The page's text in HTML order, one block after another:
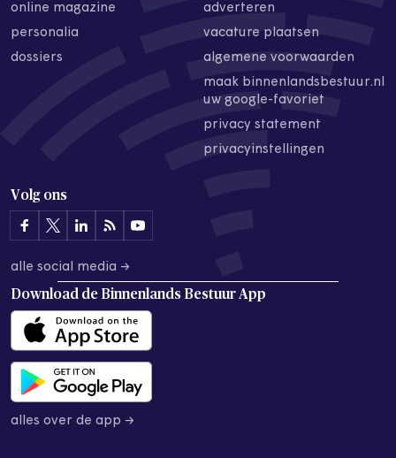
online magazine
personalia
dossiers
adverteren
vacature plaatsen
algemene voorwaarden
maak binnenlandsbestuur.nl
uw google-favoriet
privacy statement
privacyinstellingen
Volg ons
alle social media →
Download de Binnenlands Bestuur App
alles over de app →